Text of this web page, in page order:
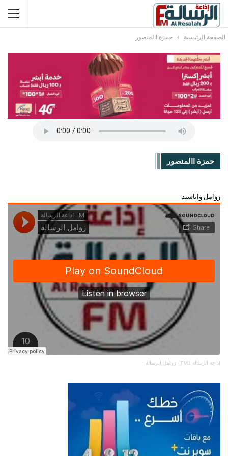
الصفحة الرئيسية حمزة االمنصور
حمزة االمنصور
زوامل واناشيد
اذاعة الرسالة FM1 · زوامل الرسالة